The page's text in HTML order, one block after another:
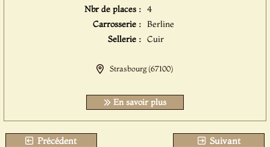
Nbr de places : 4
Carrosserie : Berline
Sellerie : Cuir
Strasbourg (67100)
En savoir plus
Précédent
Suivant